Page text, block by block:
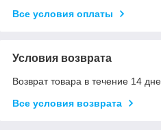
Все условия оплаты
Условия возврата
Возврат товара в течение 14
Все условия возврата